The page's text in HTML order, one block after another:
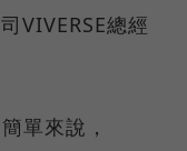
VIVERSE總經
單來說，